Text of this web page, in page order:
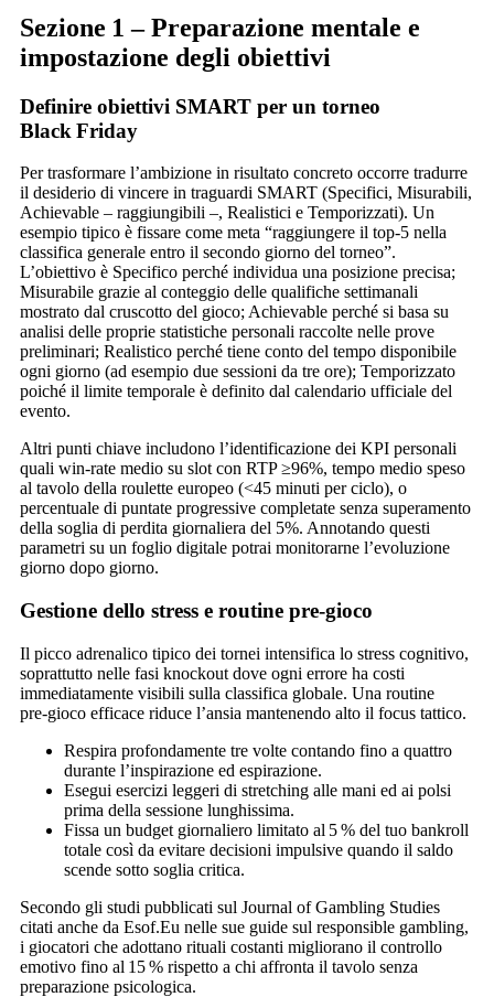
Sezione 1 – Preparazione mentale e
impostazione degli obiettivi
Definire obiettivi SMART per un torneo
Black Friday
Per trasformare l’ambizione in risultato concreto occorre tradurre
il desiderio di vincere in traguardi SMART (Specifici, Misurabili,
Achievable – raggiungibili –, Realistici e Temporizzati). Un
esempio tipico è fissare come meta “raggiungere il top‑5 nella
classifica generale entro il secondo giorno del torneo”.
L’obiettivo è Specifico perché individua una posizione precisa;
Misurabile grazie al conteggio delle qualifiche settimanali
mostrato dal cruscotto del gioco; Achievable perché si basa su
analisi delle proprie statistiche personali raccolte nelle prove
preliminari; Realistico perché tiene conto del tempo disponibile
ogni giorno (ad esempio due sessioni da tre ore); Temporizzato
poiché il limite temporale è definito dal calendario ufficiale del
evento.
Altri punti chiave includono l’identificazione dei KPI personali
quali win‑rate medio su slot con RTP ≥96%, tempo medio speso
al tavolo della roulette europeo (<45 minuti per ciclo), o
percentuale di puntate progressive completate senza superamento
della soglia di perdita giornaliera del 5%. Annotando questi
parametri su un foglio digitale potrai monitorarne l’evoluzione
giorno dopo giorno.
Gestione dello stress e routine pre‑gioco
Il picco adrenalico tipico dei tornei intensifica lo stress cognitivo,
soprattutto nelle fasi knockout dove ogni errore ha costi
immediatamente visibili sulla classifica globale. Una routine
pre‑gioco efficace riduce l’ansia mantenendo alto il focus tattico.
Respira profondamente tre volte contando fino a quattro
durante l’inspirazione ed espirazione.
Esegui esercizi leggeri di stretching alle mani ed ai polsi
prima della sessione lunghissima.
Fissa un budget giornaliero limitato al 5 % del tuo bankroll
totale così da evitare decisioni impulsive quando il saldo
scende sotto soglia critica.
Secondo gli studi pubblicati sul Journal of Gambling Studies
citati anche da Esof.Eu nelle sue guide sul responsible gambling,
i giocatori che adottano rituali costanti migliorano il controllo
emotivo fino al 15 % rispetto a chi affronta il tavolo senza
preparazione psicologica.